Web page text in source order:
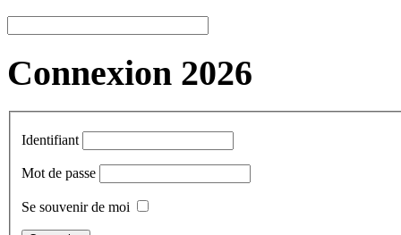
Connexion 2026
Identifiant
Mot de passe
Se souvenir de moi